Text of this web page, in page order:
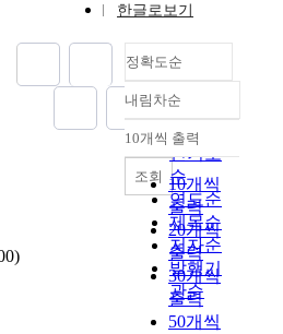
한글로보기
정확도순
정확도
순
인기도
순
연도순
제목순
저자순
발행기
관순
내림차순
내림차순
10개씩 출력
10개씩
출력
20개씩
출력
30개씩
출력
50개씩
조회